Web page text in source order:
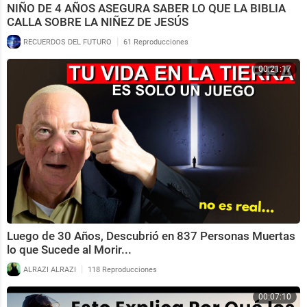
NIÑO DE 4 AÑOS ASEGURA SABER LO QUE LA BIBLIA
CALLA SOBRE LA NIÑEZ DE JESÚS
RECUERDOS DEL FUTURO | 61 Reproducciones
00:21:17
Luego de 30 Años, Descubrió en 837 Personas Muertas
lo que Sucede al Morir...
ALRAZI ALRAZI | 118 Reproducciones
00:07:10